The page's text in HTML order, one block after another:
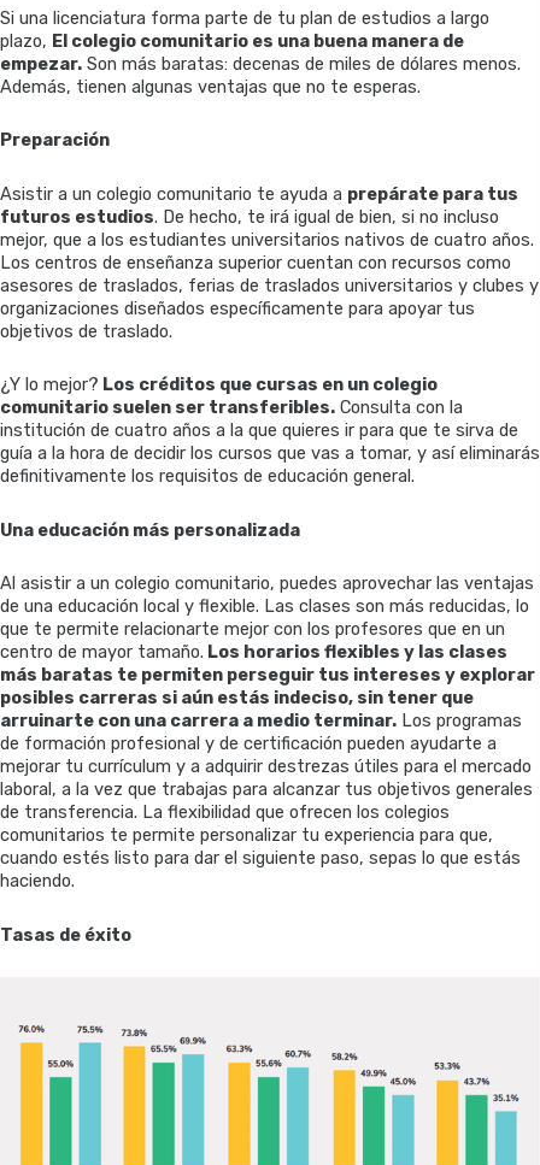
Si una licenciatura forma parte de tu plan de estudios a largo
plazo, El colegio comunitario es una buena manera de
empezar. Son más baratas: decenas de miles de dólares menos.
Además, tienen algunas ventajas que no te esperas.
Preparación
Asistir a un colegio comunitario te ayuda a prepárate para tus
futuros estudios. De hecho, te irá igual de bien, si no incluso
mejor, que a los estudiantes universitarios nativos de cuatro años.
Los centros de enseñanza superior cuentan con recursos como
asesores de traslados, ferias de traslados universitarios y clubes y
organizaciones diseñados específicamente para apoyar tus
objetivos de traslado.
¿Y lo mejor? Los créditos que cursas en un colegio
comunitario suelen ser transferibles. Consulta con la
institución de cuatro años a la que quieres ir para que te sirva de
guía a la hora de decidir los cursos que vas a tomar, y así eliminarás
definitivamente los requisitos de educación general.
Una educación más personalizada
Al asistir a un colegio comunitario, puedes aprovechar las ventajas
de una educación local y flexible. Las clases son más reducidas, lo
que te permite relacionarte mejor con los profesores que en un
centro de mayor tamaño. Los horarios flexibles y las clases
más baratas te permiten perseguir tus intereses y explorar
posibles carreras si aún estás indeciso, sin tener que
arruinarte con una carrera a medio terminar. Los programas
de formación profesional y de certificación pueden ayudarte a
mejorar tu currículum y a adquirir destrezas útiles para el mercado
laboral, a la vez que trabajas para alcanzar tus objetivos generales
de transferencia. La flexibilidad que ofrecen los colegios
comunitarios te permite personalizar tu experiencia para que,
cuando estés listo para dar el siguiente paso, sepas lo que estás
haciendo.
Tasas de éxito